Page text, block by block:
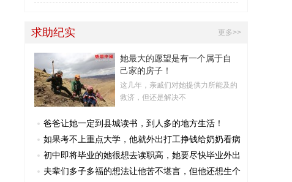
更多>>
求助纪实
她最大的愿望是有一个属于自
己家的房子！
这几年，亲戚们对她提供力所能及的
救济，但还是解决不
爸爸让她一定到县城读书，到人多的地方生活！
如果考不上重点大学，他就外出打工挣钱给奶奶看病
初中即将毕业的她很想去读职高，她要尽快毕业外出
夫辈们多子多福的想法让他苦不堪言，但他还想生个